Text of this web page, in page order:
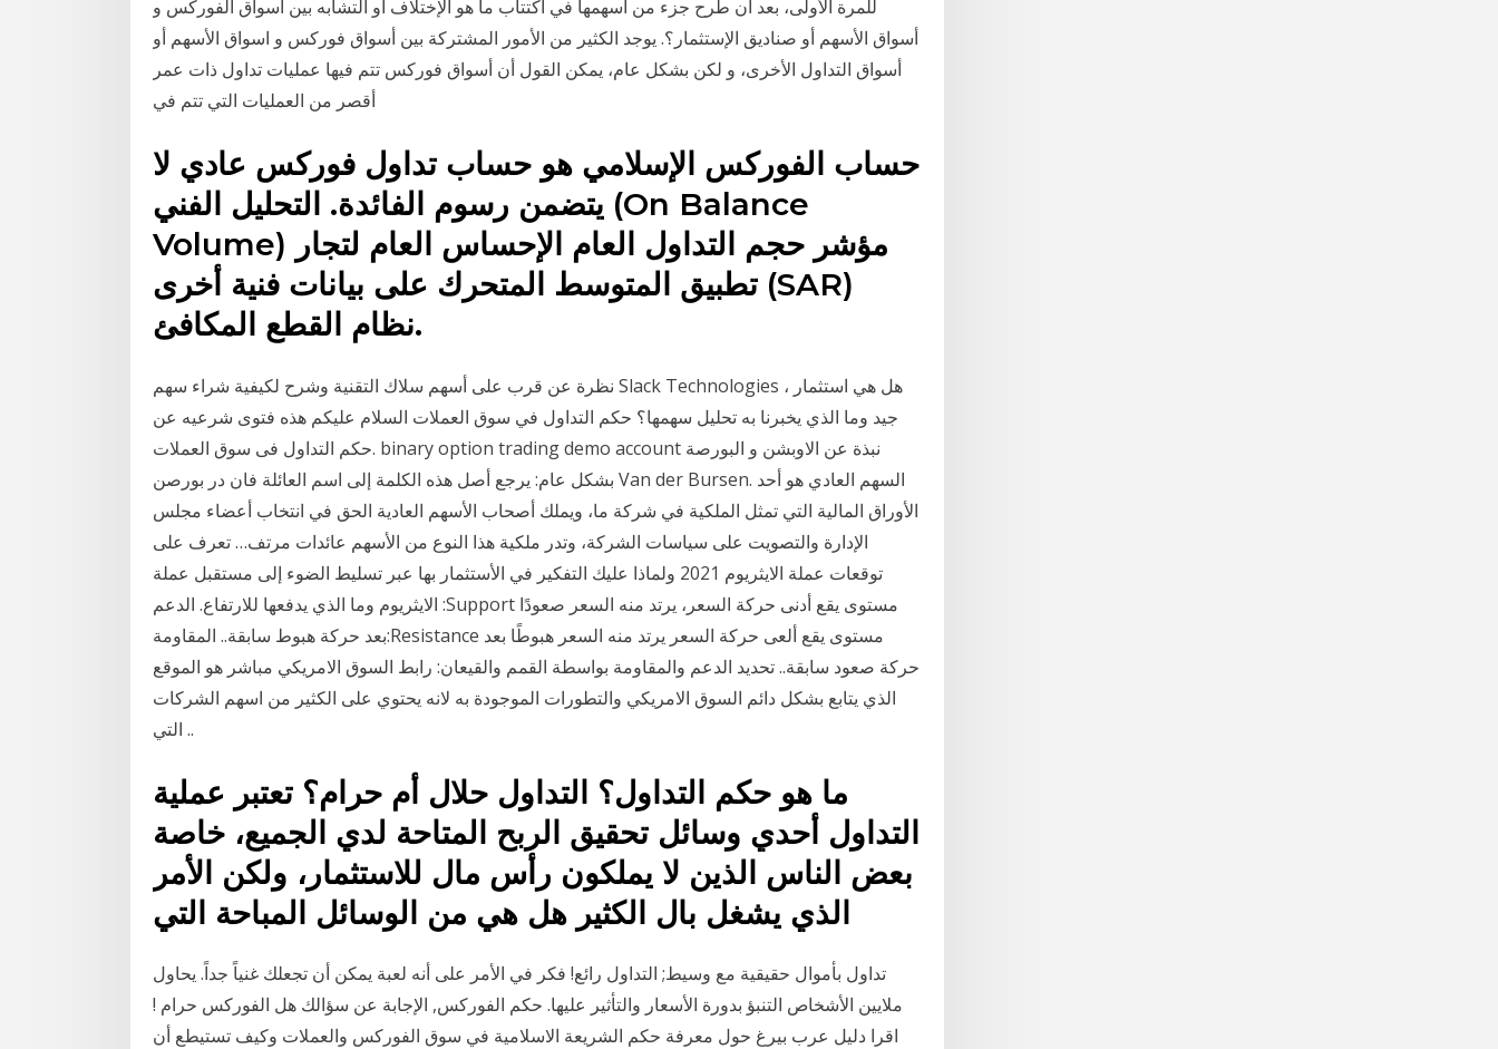
للمرة الأولى، بعد أن طرح جزء من أسهمها في اكتتاب ما هو الإختلاف أو التشابه بين أسواق الفوركس و
أسواق الأسهم أو صناديق الإستثمار؟. يوجد الكثير من الأمور المشتركة بين أسواق فوركس و اسواق الأسهم أو
أسواق التداول الأخرى، و لكن بشكل عام، يمكن القول أن أسواق فوركس تتم فيها عمليات تداول ذات عمر
أقصر من العمليات التي تتم في
حساب الفوركس الإسلامي هو حساب تداول فوركس عادي لا
يتضمن رسوم الفائدة. التحليل الفني (On Balance
Volume) مؤشر حجم التداول العام الإحساس العام لتجار
تطبيق المتوسط المتحرك على بيانات فنية أخرى (SAR)
نظام القطع المكافئ.
نظرة عن قرب على أسهم سلاك التقنية وشرح لكيفية شراء سهم Slack Technologies ، هل هي استثمار
جيد وما الذي يخبرنا به تحليل سهمها؟ حكم التداول في سوق العملات السلام عليكم هذه فتوى شرعيه عن
حكم التداول فى سوق العملات. binary option trading demo account نبذة عن الاوبشن و البورصة
بشكل عام: يرجع أصل هذه الكلمة إلى اسم العائلة فان در بورصن Van der Bursen. السهم العادي هو أحد
الأوراق المالية التي تمثل الملكية في شركة ما، ويملك أصحاب الأسهم العادية الحق في انتخاب أعضاء مجلس
الإدارة والتصويت على سياسات الشركة، وتدر ملكية هذا النوع من الأسهم عائدات مرتف… تعرف على
توقعات عملة الايثريوم 2021 ولماذا عليك التفكير في الأستثمار بها عبر تسليط الضوء إلى مستقبل عملة
الايثريوم وما الذي يدفعها للارتفاع. الدعم :Support مستوى يقع أدنى حركة السعر، يرتد منه السعر صعودًا
بعد حركة هبوط سابقة.. المقاومة:Resistance مستوى يقع ألعى حركة السعر يرتد منه السعر هبوطًا بعد
حركة صعود سابقة.. تحديد الدعم والمقاومة بواسطة القمم والقيعان: رابط السوق الامريكي مباشر هو الموقع
الذي يتابع بشكل دائم السوق الامريكي والتطورات الموجودة به لانه يحتوي على الكثير من اسهم الشركات
التي ..
ما هو حكم التداول؟ التداول حلال أم حرام؟ تعتبر عملية
التداول أحدي وسائل تحقيق الربح المتاحة لدي الجميع، خاصة
بعض الناس الذين لا يملكون رأس مال للاستثمار، ولكن الأمر
الذي يشغل بال الكثير هل هي من الوسائل المباحة التي
تداول بأموال حقيقية مع وسيط; التداول رائع! فكر في الأمر على أنه لعبة يمكن أن تجعلك غنياً جداً. يحاول
ملايين الأشخاص التنبؤ بدورة الأسعار والتأثير عليها. حكم الفوركس, الإجابة عن سؤالك هل الفوركس حرام !
اقرا دليل عرب بيرغ حول معرفة حكم الشريعة الاسلامية في سوق الفوركس والعملات وكيف تستيطع أن